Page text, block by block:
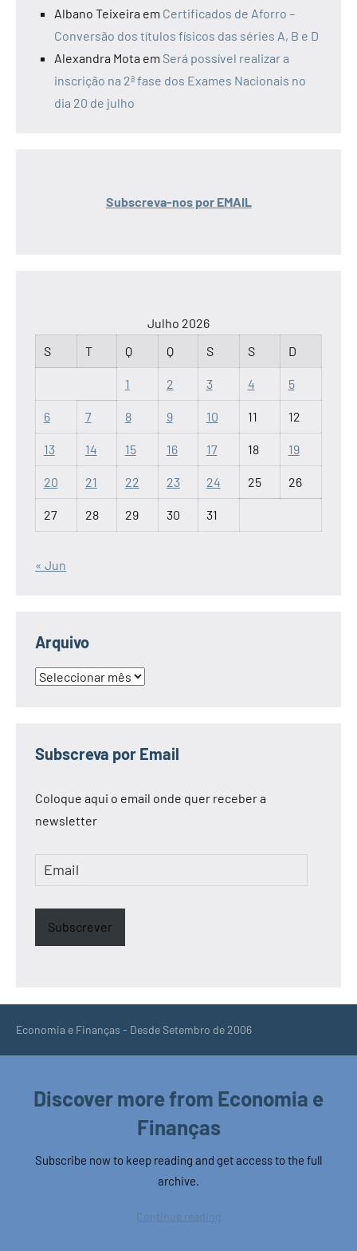
Albano Teixeira em Certificados de Aforro –
Conversão dos títulos físicos das séries A, B e D
Alexandra Mota em Será possível realizar a
inscrição na 2ª fase dos Exames Nacionais no
dia 20 de julho
Subscreva-nos por EMAIL
Julho 2026
S
T Q Q S S D
1 2 3 4 5
6 7 8 9 10 11 12
13 14 15 16 17 18 19
20 21 22 23 24 25 26
27 28 29 30 31
« Jun
Arquivo
Arquivo
Subscreva por Email
Coloque aqui o email onde quer receber a
newsletter
Email
Subscrever
Economia e Finanças - Desde Setembro de 2006
Discover more from Economia e
Finanças
Subscribe now to keep reading and get access to the full
archive.
Continue reading